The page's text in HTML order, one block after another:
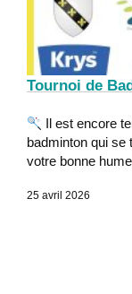
Tournoi de
Il est encore
badminton qui se
votre bonne
25 avril 2026